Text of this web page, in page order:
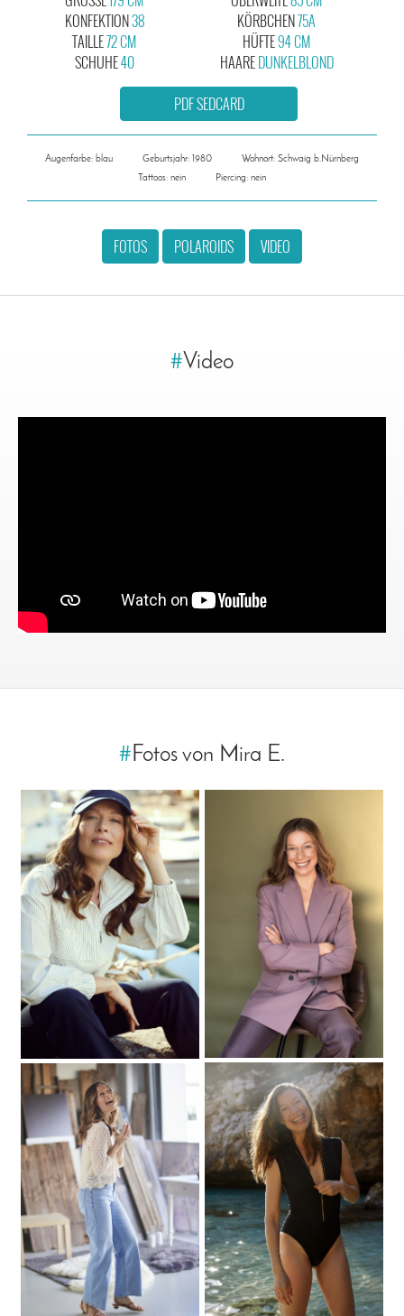
KONFEKTION38
KÖRBCHEN75A
TAILLE72 CM
SCHUHE40
HÜFTE94 CM
HAAREDUNKELBLOND
PDF SEDCARD
Augenfarbe: blau Geburtsjahr: 1980
Wohnort: Schwaig b.Nürnberg
Tattoos: nein
Piercing: nein
FOTOS POLAROIDS VIDEO
#Video
# Fotos von Mira E.